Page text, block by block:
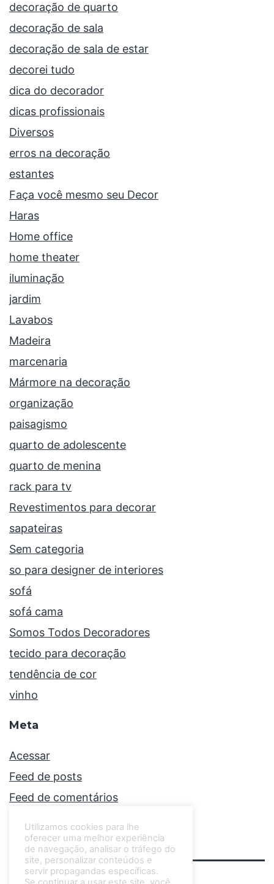
decoração de quarto
decoração de sala
decoração de sala de estar
decorei tudo
dica do decorador
dicas profissionais
Diversos
erros na decoração
estantes
Faça você mesmo seu Decor
Haras
Home office
home theater
iluminação
jardim
Lavabos
Madeira
marcenaria
Mármore na decoração
organização
paisagismo
quarto de adolescente
quarto de menina
rack para tv
Revestimentos para decorar
sapateiras
Sem categoria
so para designer de interiores
sofá
sofá cama
Somos Todos Decoradores
tecido para decoração
tendência de cor
vinho
Meta
Acessar
Feed de posts
Feed de comentários
Utilizamos cookies para lhe
oferecer uma melhor experiência
de navegação, analisar o tráfego do
site, personalizar conteúdos e
servir propagandas específicas.